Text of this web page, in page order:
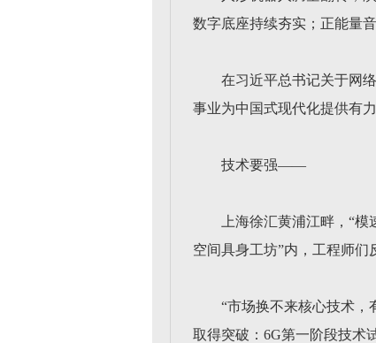
数字底座持续夯实；正能量
在习近平总书记关于网
事业为中国式现代化提供有
技术要强——
上海徐汇黄浦江畔，“
空间具身工坊”内，工程师们
“市场换不来核心技术，
取得突破：6G第一阶段技术